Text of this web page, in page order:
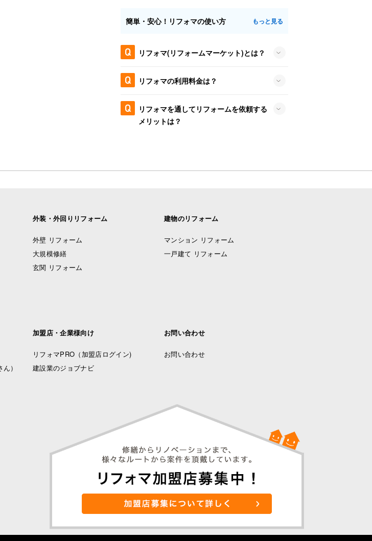
簡単・安心！リフォマの使い方 もっと見る
リフォマ(リフォームマーケット)とは？
リフォマの利用料金は？
リフォマを通してリフォームを依頼する
メリットは？
外装・外回りリフォーム
外壁 リフォーム
大規模修繕
玄関 リフォーム
建物のリフォーム
マンション リフォーム
一戸建て リフォーム
）
加盟店・企業様向け
リフォマPRO （加盟店ログイン)
建設業のジョブナビ
お問い合わせ
お問い合わせ